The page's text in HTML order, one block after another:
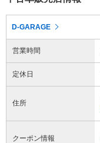
D-GARAGE
営業時間
定休日
住所
クーポン情報